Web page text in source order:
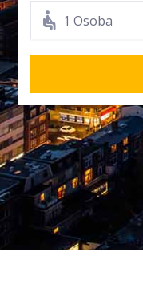
1 Osoba